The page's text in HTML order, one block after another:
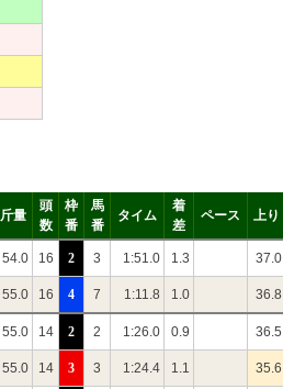
斤量
頭
数
枠
番
馬
番
タイム
着
差
ペース 上り
54.0 16 2 3 1:51.0 1.3 37.0
55.0 16 4 7 1:11.8 1.0 36.8
55.0 14 2 2 1:26.0 0.9 36.5
55.0 14 3 3 1:24.4 1.1 35.6